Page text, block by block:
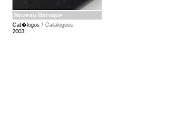
Noveau Baroque
Cat�logos / Catalogues
2003